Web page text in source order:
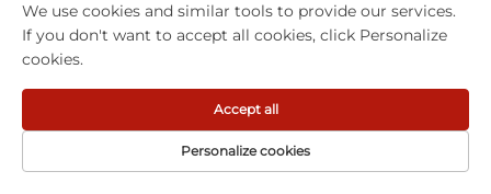
Τι λένε οι πελάτες μας
We use cookies and similar tools to provide our services.
If you don't want to accept all cookies, click Personalize
cookies.
Personalize cookies
Accept all